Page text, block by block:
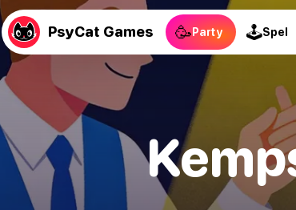
PsyCat Games 🥳Party 🕹Spel